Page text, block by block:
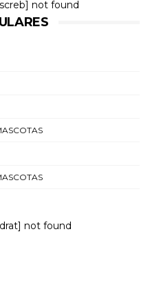
not found
not found